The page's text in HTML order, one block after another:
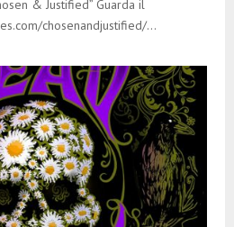
& Justified” Guarda il
chosenandjustified/...